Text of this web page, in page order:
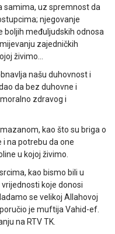
samima, uz spremnost da
njegovanje
boljih međuljudskih odnosa
zajedničkih
živimo…
našu duhovnost i
da bez duhovne i
zdravog i
kao što su briga o
na potrebu da one
u kojoj živimo.
kao bismo bili u
koje donosi
se velikoj Allahovoj
je muftija Vahid-ef.
na RTV TK.